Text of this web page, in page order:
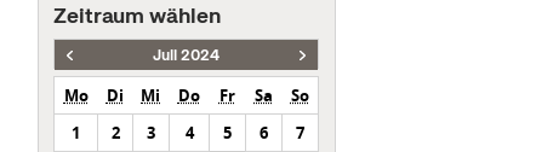
Zeitraum wählen
Juli 2024
Mo Di Mi Do Fr Sa
So
1
2 3 4 5 6
7